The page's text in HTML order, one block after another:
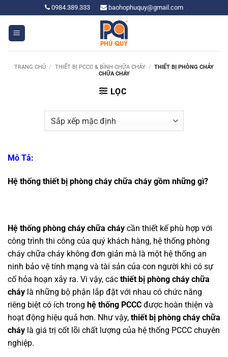
qua
dung
0984.389.333 baohophuquy@gmail.com
TRANG CHỦ / THIẾT BỊ PCCC & BÌNH CHỮA CHÁY / THIẾT BỊ PHÒNG CHÁY
CHỮA CHÁY
LỌC
Mô Tả:
Hệ thống thiết bị phòng cháy chữa cháy gồm những gì?
Hệ thống phòng cháy chữa cháy cần thiết kế phù hợp với
công trình thi công của quý khách hàng, hệ thống phòng
cháy chữa cháy không đơn giản mà là một hệ thống an
ninh bảo vệ tính mạng và tài sản của con người khi có sự
cố hỏa hoạn xảy ra. Vi vậy, các thiết bị phòng cháy chữa
cháy là những bộ phận lắp đặt với nhau có chức năng
riêng biệt có ích trong hệ thống PCCC được hoàn thiện và
hoạt động hiệu quả hơn. Như vậy, thiết bị phòng cháy chữa
cháy là giá trị cốt lõi chất lượng của hệ thống PCCC chuyên
nghiệp.